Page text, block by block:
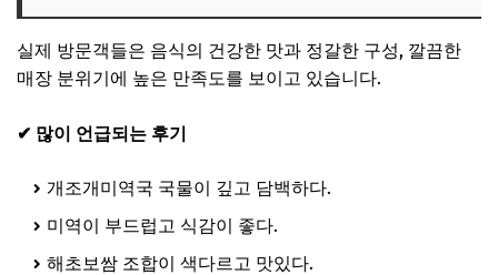
실제 방문객들은 음식의 건강한 맛과 정갈한 구성, 깔끔한
매장 분위기에 높은 만족도를 보이고 있습니다.
✔ 많이 언급되는 후기
개조개미역국 국물이 깊고 담백하다.
미역이 부드럽고 식감이 좋다.
해초보쌈 조합이 색다르고 맛있다.